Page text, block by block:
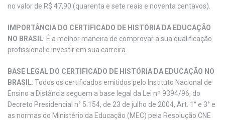
no valor de R$ 47,90 (quarenta e sete reais e noventa centavos).
IMPORTÂNCIA DO CERTIFICADO DE HISTÓRIA DA EDUCAÇÃO
NO BRASIL: É a melhor maneira de comprovar a sua qualificação
profissional e investir em sua carreira
BASE LEGAL DO CERTIFICADO DE HISTÓRIA DA EDUCAÇÃO NO
BRASIL: Todos os certificados emitidos pelo Instituto Nacional de
Ensino a Distância seguem a base legal da Lei nº 9394/96, do
Decreto Presidencial n° 5.154, de 23 de julho de 2004, Art. 1° e 3° e
as normas do Ministério da Educação (MEC) pela Resolução CNE